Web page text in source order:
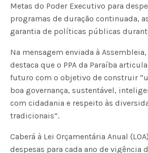
Metas do Poder Executivo para
programas de duração continuada,
garantia de políticas públicas
Na mensagem enviada à
destaca que o PPA da Paraíba
futuro com o objetivo de construir
boa governança, sustentável,
com cidadania e respeito às
tradicionais”.
Caberá à Lei Orçamentária Anual
despesas para cada ano de vigência